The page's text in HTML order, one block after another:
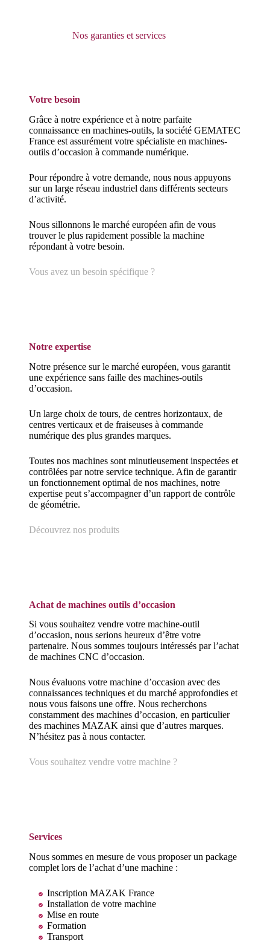
Nos garanties et services
Votre besoin
Grâce à notre expérience et à notre parfaite
connaissance en machines-outils, la société GEMATEC
France est assurément votre spécialiste en machines-
outils d’occasion à commande numérique.
Pour répondre à votre demande, nous nous appuyons
sur un large réseau industriel dans différents secteurs
d’activité.
Nous sillonnons le marché européen afin de vous
trouver le plus rapidement possible la machine
répondant à votre besoin.
Vous avez un besoin spécifique ?
Notre expertise
Notre présence sur le marché européen, vous garantit
une expérience sans faille des machines-outils
d’occasion.
Un large choix de tours, de centres horizontaux, de
centres verticaux et de fraiseuses à commande
numérique des plus grandes marques.
Toutes nos machines sont minutieusement inspectées et
contrôlées par notre service technique. Afin de garantir
un fonctionnement optimal de nos machines, notre
expertise peut s’accompagner d’un rapport de contrôle
de géométrie.
Découvrez nos produits
Achat de machines outils d’occasion
Si vous souhaitez vendre votre machine-outil
d’occasion, nous serions heureux d’être votre
partenaire. Nous sommes toujours intéressés par l’achat
de machines CNC d’occasion.
Nous évaluons votre machine d’occasion avec des
connaissances techniques et du marché approfondies et
nous vous faisons une offre. Nous recherchons
constamment des machines d’occasion, en particulier
des machines MAZAK ainsi que d’autres marques.
N’hésitez pas à nous contacter.
Vous souhaitez vendre votre machine ?
Services
Nous sommes en mesure de vous proposer un package
complet lors de l’achat d’une machine :
Inscription MAZAK France
Installation de votre machine
Mise en route
Formation
Transport